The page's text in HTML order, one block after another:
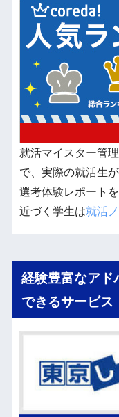
就活マイスター管
で、実際の就活生
選考体験レポートを
近づく学生は就活
経験豊富なアド
できるサービス